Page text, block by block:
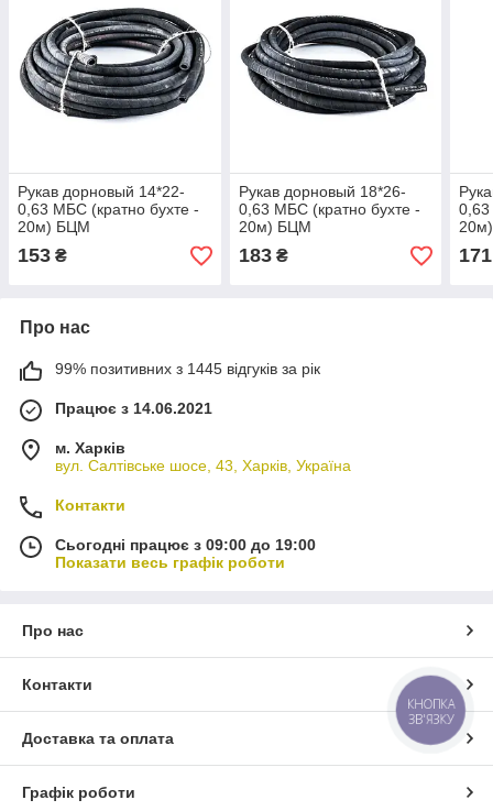
Рукав дорновый 14*22-
0,63 МБС (кратно бухте -
20м) БЦМ
153 ₴
Рукав дорновый 18*26-
0,63 МБС (кратно бухте -
20м) БЦМ
183₴ 171
Про нас
99% позитивних з 1445 відгуків за рік
Працює з 14.06.2021
м. Харків
вул. Салтівське шосе, 43, Харків, Україна
Контакти
Сьогодні працює з 09:00 до 19:00
Показати весь графік роботи
Про нас
Контакти
Доставка та оплата
Графік роботи
КНОПКА
ЗВ'ЯЗКУ